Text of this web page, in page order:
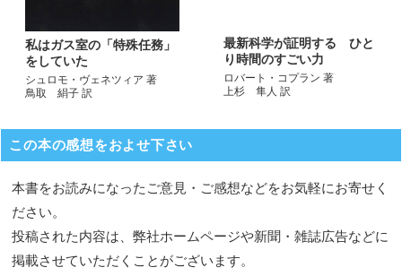
私はガス室の「特殊任務」
をしていた
シュロモ・ヴェネツィア 著
鳥取 絹子 訳
最新科学が証明する ひと
り時間のすごい力
ロバート・コプラン 著
上杉 隼人 訳
この本の感想をおよせ下さい
本書をお読みになったご意見・ご感想などをお気軽にお寄せく
ださい。
投稿された内容は、弊社ホームページや新聞・雑誌広告などに
掲載させていただくことがございます。